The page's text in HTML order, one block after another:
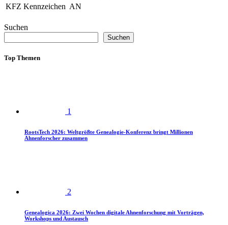
KFZ Kennzeichen AN
Suchen
Suchen
Top Themen
1
RootsTech 2026: Weltgrößte Genealogie-Konferenz bringt Millionen
Ahnenforscher zusammen
2
Genealogica 2026: Zwei Wochen digitale Ahnenforschung mit Vorträgen,
Workshops und Austausch